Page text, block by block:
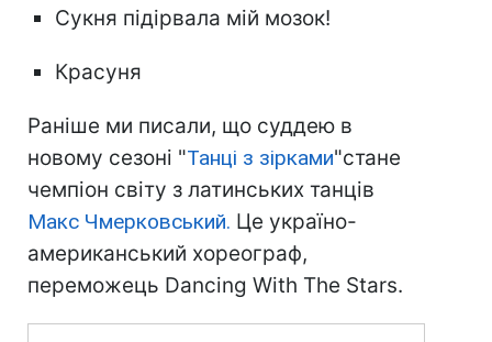
Сукня підірвала мій мозок!
Красуня
Раніше ми писали, що суддею в
новому сезоні "Танці з зірками"стане
чемпіон світу з латинських танців
Макс Чмерковський. Це україно-
американський хореограф,
переможець Dancing With The Stars.